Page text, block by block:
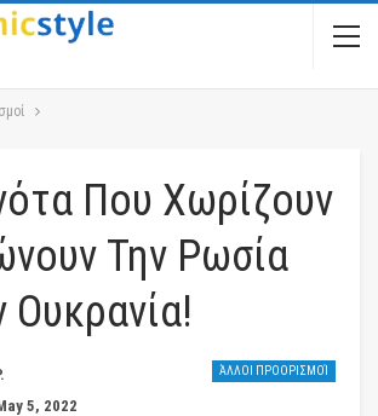
Που Χωρίζουν
Την Ρωσία
Ουκρανία!
ΆΛΛΟΙ ΠΡΟΟΡΙΣΜΟΊ
5, 2022